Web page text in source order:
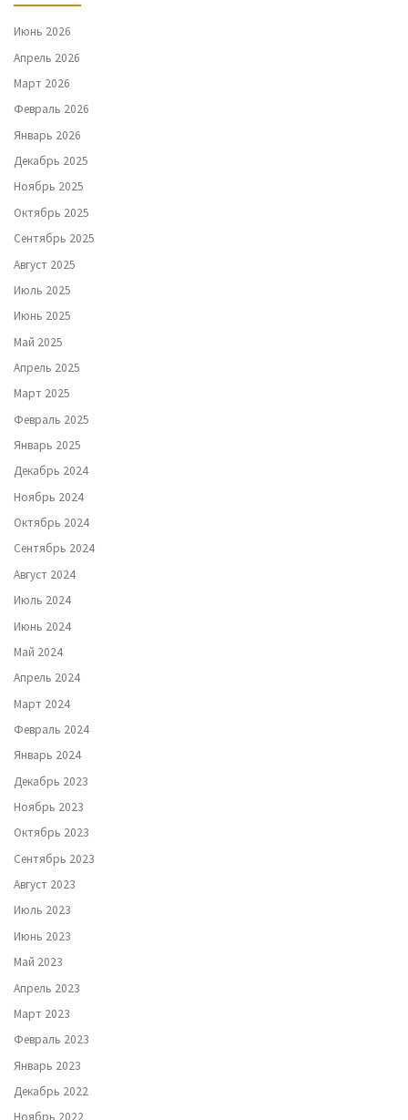
Июнь 2026
Апрель 2026
Март 2026
Февраль 2026
Январь 2026
Декабрь 2025
Ноябрь 2025
Октябрь 2025
Сентябрь 2025
Август 2025
Июль 2025
Июнь 2025
Май 2025
Апрель 2025
Март 2025
Февраль 2025
Январь 2025
Декабрь 2024
Ноябрь 2024
Октябрь 2024
Сентябрь 2024
Август 2024
Июль 2024
Июнь 2024
Май 2024
Апрель 2024
Март 2024
Февраль 2024
Январь 2024
Декабрь 2023
Ноябрь 2023
Октябрь 2023
Сентябрь 2023
Август 2023
Июль 2023
Июнь 2023
Май 2023
Апрель 2023
Март 2023
Февраль 2023
Январь 2023
Декабрь 2022